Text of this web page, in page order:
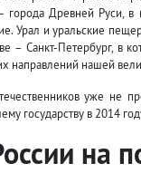
Древней Руси, в
Урал и уральские
– Санкт-Петербург, в
направлений нашей
уже не
государству в 2014
на